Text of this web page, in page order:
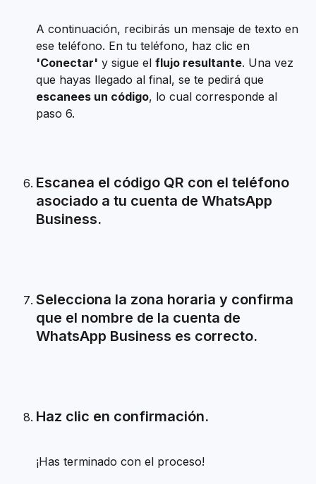
A continuación, recibirás un mensaje de texto en
ese teléfono. En tu teléfono, haz clic en
'Conectar' y sigue el flujo resultante. Una vez
que hayas llegado al final, se te pedirá que
escanees un código, lo cual corresponde al
paso 6.
Escanea el código QR con el teléfono
asociado a tu cuenta de WhatsApp
Business.
Selecciona la zona horaria y confirma
que el nombre de la cuenta de
WhatsApp Business es correcto.
Haz clic en confirmación.
¡Has terminado con el proceso!